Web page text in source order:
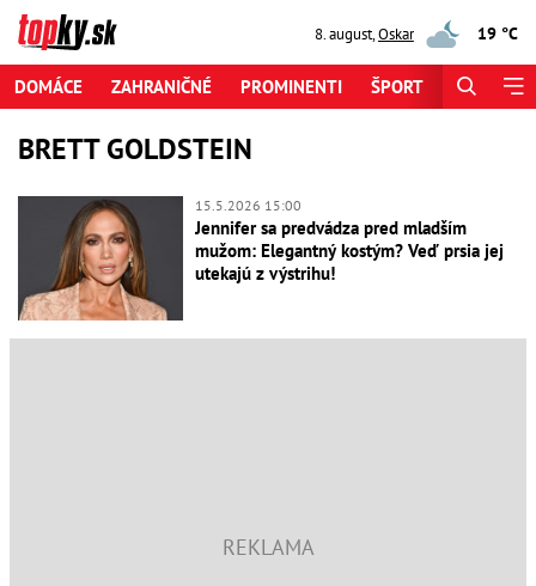
8. august,Oskar 19 °C
DOMÁCE ZAHRANIČNÉ PROMINENTI ŠPORT
BRETT GOLDSTEIN
15.5.2026 15:00
Jennifer sa predvádza pred mladším
mužom: Elegantný kostým? Veď prsia jej
utekajú z výstrihu!